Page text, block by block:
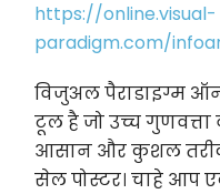
https://online.visual-
paradigm.com/
विजुअल पैराडाइग्म
टूल है जो उच्च
आसान और कुशल
सेल पोस्टर। चाहे आप